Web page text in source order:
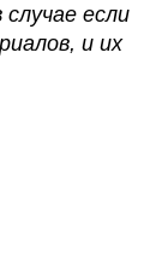
если
и их